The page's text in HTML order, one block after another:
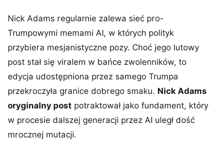
Nick Adams regularnie zalewa sieć pro-
Trumpowymi memami AI, w których polityk
przybiera mesjanistyczne pozy. Choć jego lutowy
post stał się viralem w bańce zwolenników, to
edycja udostępniona przez samego Trumpa
przekroczyła granice dobrego smaku. Nick Adams
oryginalny post potraktował jako fundament, który
w procesie dalszej generacji przez AI uległ dość
mrocznej mutacji.